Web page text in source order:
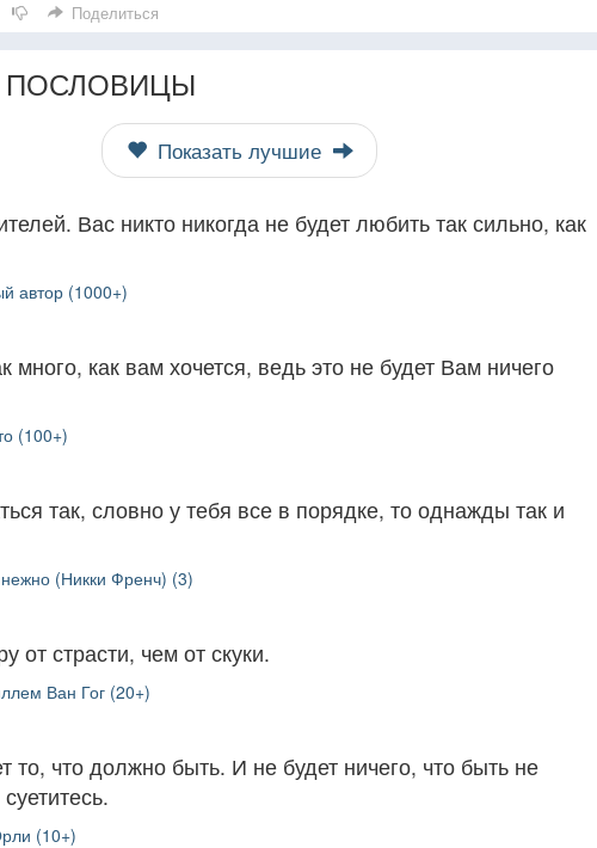
Поделиться
Показать лучшие
Вас никто никогда не будет любить так сильно, как
автор (1000+)
много, как вам хочется, ведь это не будет Вам ничего
(100+)
так, словно у тебя все в порядке, то однажды так и
(Никки Френч) (3)
от страсти, чем от скуки.
Ван Гог (20+)
то, что должно быть. И не будет ничего, что быть не
(10+)